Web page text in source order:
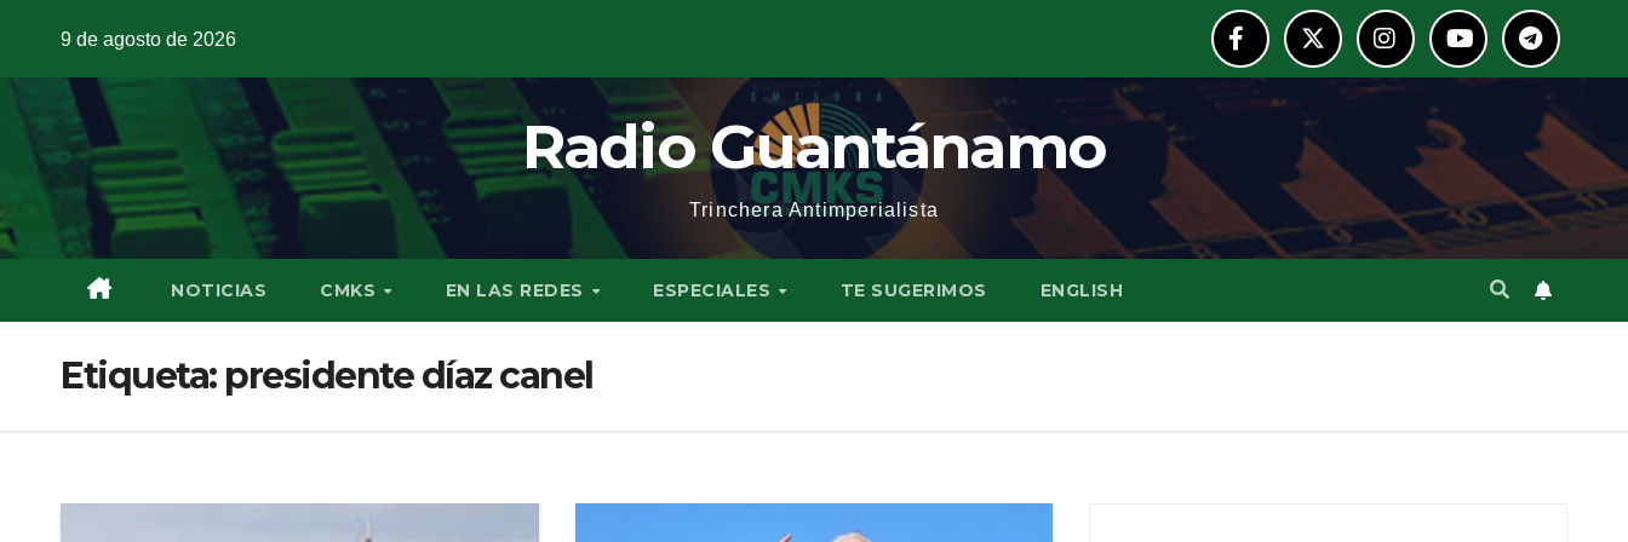
9 de agosto de 2026
Radio Guantánamo
Trinchera Antimperialista
NOTICIAS CMKS EN LAS REDES ESPECIALES TE SUGERIMOS ENGLISH
Etiqueta: presidente díaz canel